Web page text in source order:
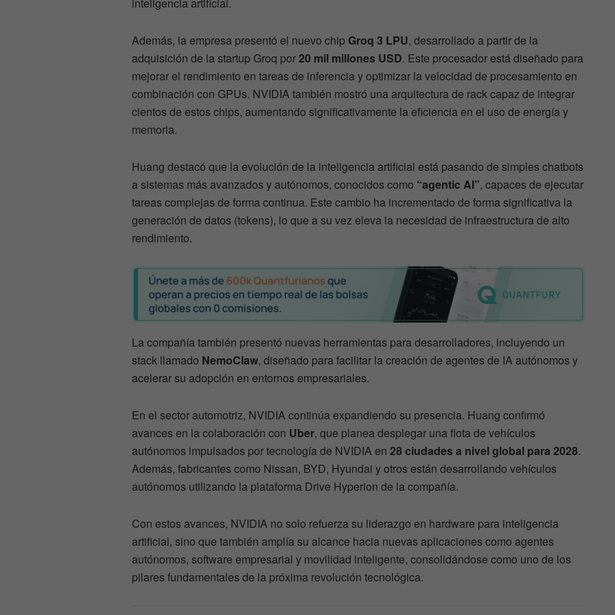
inteligencia artificial.
Además, la empresa presentó el nuevo chipGroq 3 LPU, desarrollado a partir de la
adquisición de la startup Groq por20 mil millones USD. Este procesador está diseñado para
mejorar el rendimiento en tareas de inferencia y optimizar la velocidad de procesamiento en
combinación con GPUs. NVIDIA también mostró una arquitectura de rack capaz de integrar
cientos de estos chips, aumentando significativamente la eficiencia en el uso de energía y
memoria.
Huang destacó que la evolución de la inteligencia artificial está pasando de simples chatbots
a sistemas más avanzados y autónomos, conocidos como “agentic AI”, capaces de ejecutar
tareas complejas de forma continua. Este cambio ha incrementado de forma significativa la
generación de datos (tokens), lo que a su vez eleva la necesidad de infraestructura de alto
rendimiento.
La compañía también presentó nuevas herramientas para desarrolladores, incluyendo un
stack llamado NemoClaw, diseñado para facilitar la creación de agentes de IA autónomos y
acelerar su adopción en entornos empresariales.
En el sector automotriz, NVIDIA continúa expandiendo su presencia. Huang confirmó
avances en la colaboración con Uber, que planea desplegar una flota de vehículos
autónomos impulsados por tecnología de NVIDIA en 28 ciudades a nivel global para 2028.
Además, fabricantes como Nissan, BYD, Hyundai y otros están desarrollando vehículos
autónomos utilizando la plataforma Drive Hyperion de la compañía.
Con estos avances, NVIDIA no solo refuerza su liderazgo en hardware para inteligencia
artificial, sino que también amplía su alcance hacia nuevas aplicaciones como agentes
autónomos, software empresarial y movilidad inteligente, consolidándose como uno de los
pilares fundamentales de la próxima revolución tecnológica.